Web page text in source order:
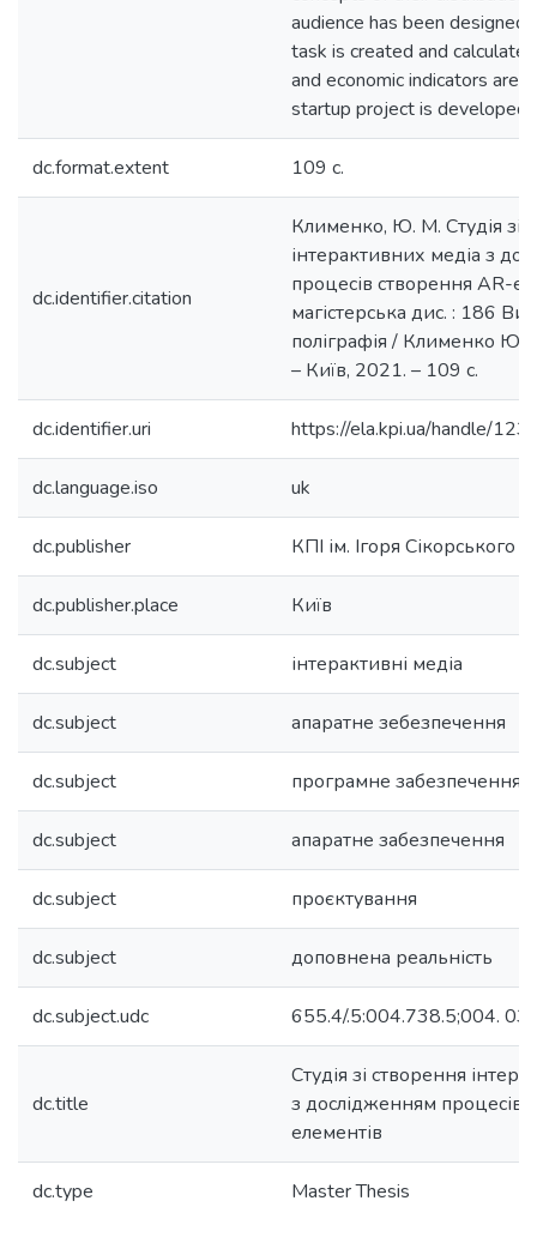
audience has been
task is created and
and economic indicators are
startup project is developed.
dc.format.extent 109 c.
dc.identifier.citation
Клименко, Ю. М. Студія зі
інтерактивних медіа з
процесів створення AR-
магістерська дис. : 186
поліграфія / Клименко
– Київ, 2021. – 109 с.
dc.identifier.uri https://ela.kpi.ua/handle/
dc.language.iso uk
dc.publisher КПІ ім. Ігоря Сікорського
dc.publisher.place Київ
dc.subject інтерактивні медіа
dc.subject апаратне зебезпечення
dc.subject програмне забезпечення
dc.subject апаратне забезпечення
dc.subject проєктування
dc.subject доповнена реальність
dc.subject.udc 655.4/.5:004.738.5;004.
dc.title
Студія зі створення
з дослідженням процесів
елементів
dc.type Master Thesis